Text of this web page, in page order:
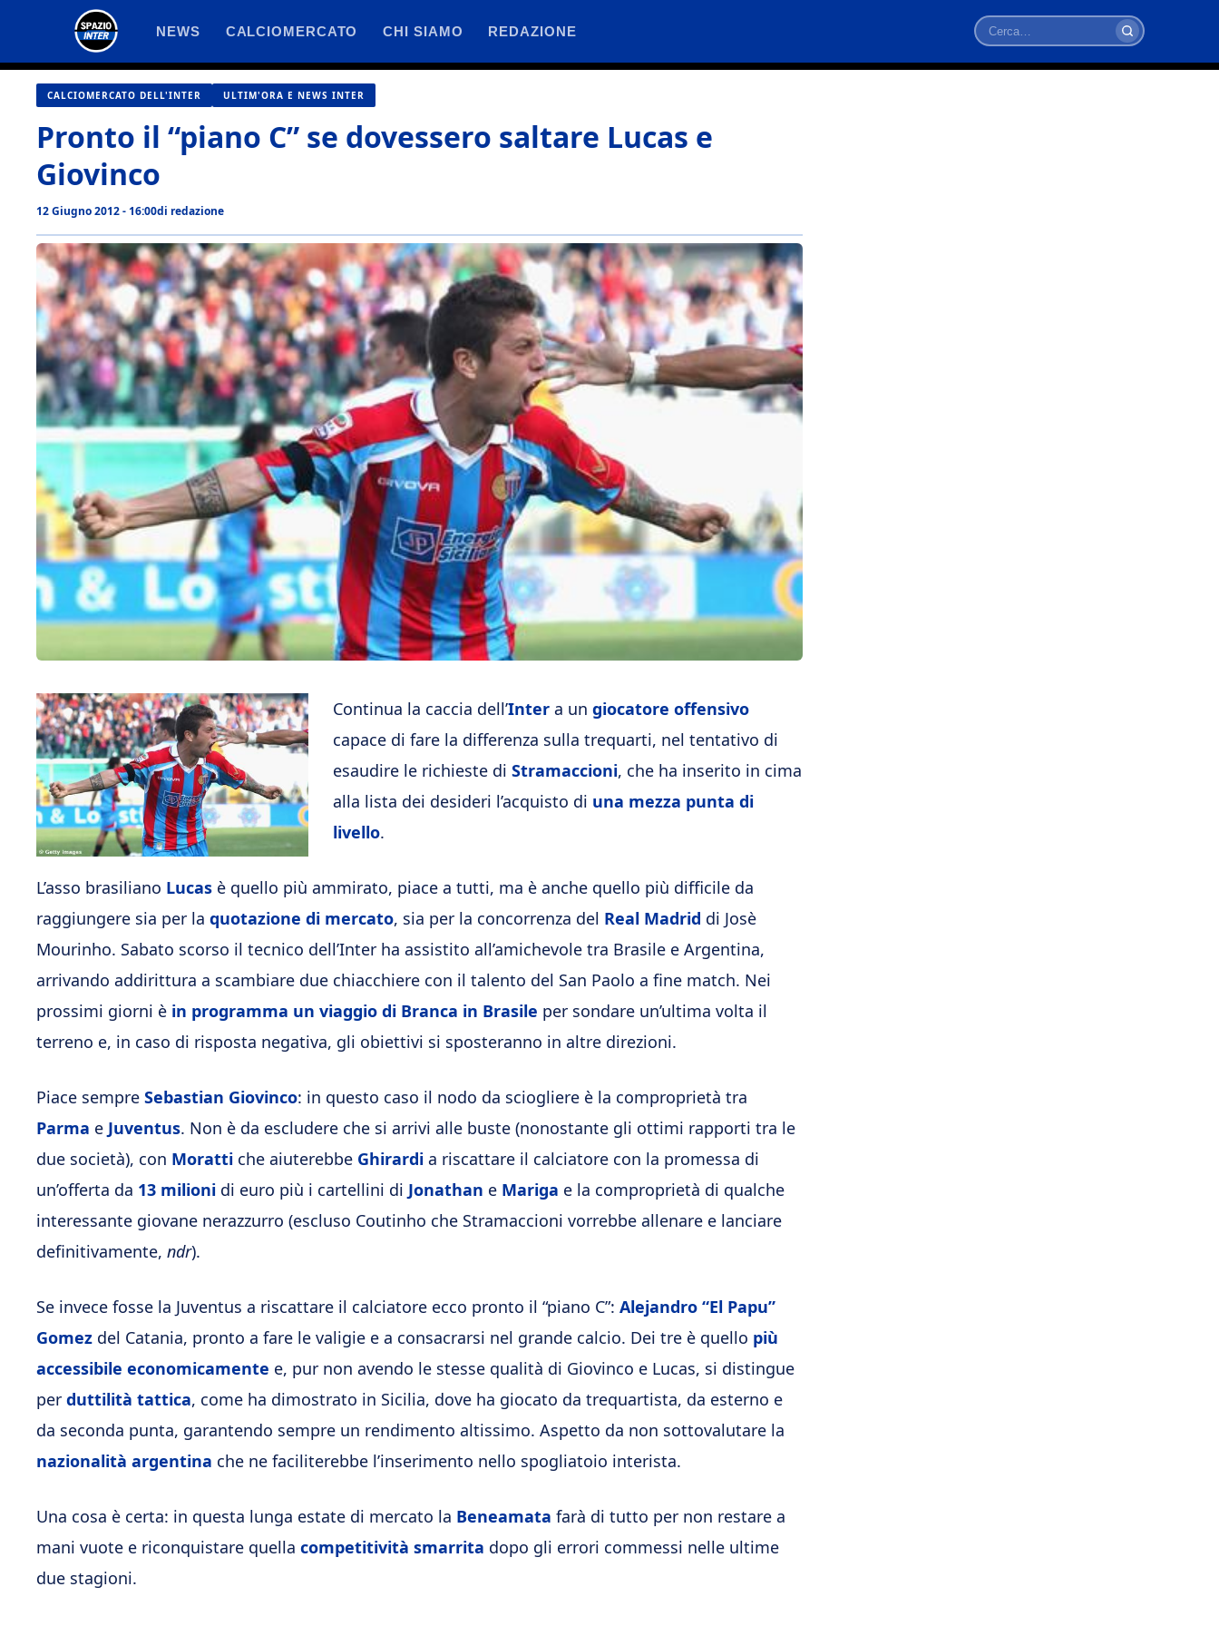
contenuto
NEWS CALCIOMERCATO CHI SIAMO REDAZIONE
Cerca
CALCIOMERCATO DELL'INTER ULTIM'ORA E NEWS INTER
Pronto il “piano C” se dovessero saltare Lucas e
Giovinco
12 Giugno 2012 - 16:00di redazione
Continua la caccia dell’Inter a un giocatore offensivo
capace di fare la differenza sulla trequarti, nel tentativo di
esaudire le richieste di Stramaccioni, che ha inserito in cima
alla lista dei desideri l’acquisto di una mezza punta di
livello.
L’asso brasiliano Lucas è quello più ammirato, piace a tutti, ma è anche quello più difficile da
raggiungere sia per la quotazione di mercato, sia per la concorrenza del Real Madrid di Josè
Mourinho. Sabato scorso il tecnico dell’Inter ha assistito all’amichevole tra Brasile e Argentina,
arrivando addirittura a scambiare due chiacchiere con il talento del San Paolo a fine match. Nei
prossimi giorni è in programma un viaggio di Branca in Brasile per sondare un’ultima volta il
terreno e, in caso di risposta negativa, gli obiettivi si sposteranno in altre direzioni.
Piace sempre Sebastian Giovinco: in questo caso il nodo da sciogliere è la comproprietà tra
Parma e Juventus. Non è da escludere che si arrivi alle buste (nonostante gli ottimi rapporti tra le
due società), con Moratti che aiuterebbe Ghirardi a riscattare il calciatore con la promessa di
un’offerta da 13 milioni di euro più i cartellini di Jonathan e Mariga e la comproprietà di qualche
interessante giovane nerazzurro (escluso Coutinho che Stramaccioni vorrebbe allenare e lanciare
definitivamente, ndr).
Se invece fosse la Juventus a riscattare il calciatore ecco pronto il “piano C”: Alejandro “El Papu”
Gomez del Catania, pronto a fare le valigie e a consacrarsi nel grande calcio. Dei tre è quello più
accessibile economicamente e, pur non avendo le stesse qualità di Giovinco e Lucas, si distingue
per duttilità tattica, come ha dimostrato in Sicilia, dove ha giocato da trequartista, da esterno e
da seconda punta, garantendo sempre un rendimento altissimo. Aspetto da non sottovalutare la
nazionalità argentina che ne faciliterebbe l’inserimento nello spogliatoio interista.
Una cosa è certa: in questa lunga estate di mercato la Beneamata farà di tutto per non restare a
mani vuote e riconquistare quella competitività smarrita dopo gli errori commessi nelle ultime
due stagioni.